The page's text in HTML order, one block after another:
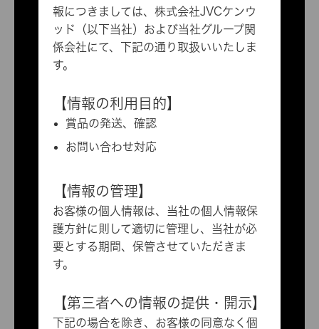
報につきましては、株式会社JVCケンウ
ッド（以下当社）および当社グループ関
係会社にて、下記の通り取扱いいたしま
す。
【情報の利用目的】
賞品の発送、確認
お問い合わせ対応
【情報の管理】
お客様の個人情報は、当社の個人情報保
護方針に則して適切に管理し、当社が必
要とする期間、保管させていただきま
す。
【第三者への情報の提供・開示】
下記の場合を除き、お客様の同意なく個